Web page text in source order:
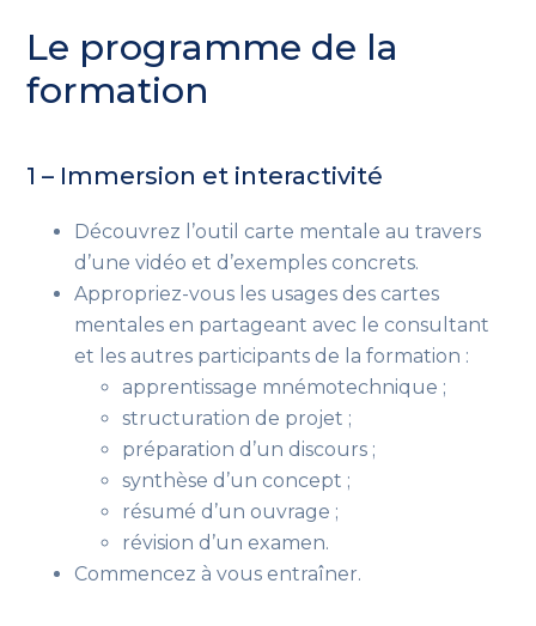
Le programme de la
formation
1 – Immersion et interactivité
Découvrez l’outil carte mentale au travers
d’une vidéo et d’exemples concrets.
Appropriez-vous les usages des cartes
mentales en partageant avec le consultant
et les autres participants de la formation :
apprentissage mnémotechnique ;
structuration de projet ;
préparation d’un discours ;
synthèse d’un concept ;
résumé d’un ouvrage ;
révision d’un examen.
Commencez à vous entraîner.